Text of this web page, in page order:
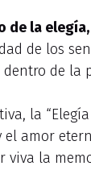
de la elegía,
de los
dentro de la
la
el amor
viva la